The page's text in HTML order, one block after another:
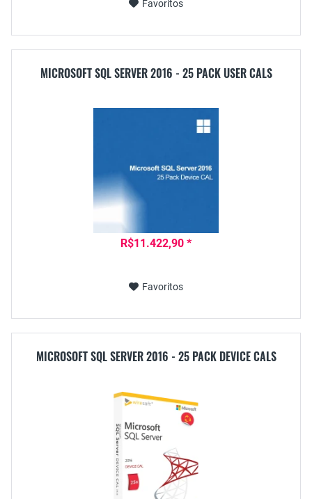
Favoritos
MICROSOFT SQL SERVER 2016 - 25 PACK USER CALS
R$11.422,90 *
Favoritos
MICROSOFT SQL SERVER 2016 - 25 PACK DEVICE CALS